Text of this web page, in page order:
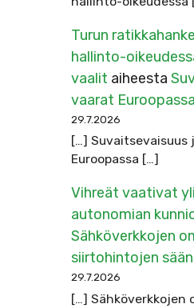
Turun
hallinto-
vaalit aiheesta
vaarat Euroopassa
29.7.2026
[…] Suvaitsevaisuus
Euroopassa […]
Vihreät vaativat
autonomian
Sähköverkkojen
siirtohintojen
29.7.2026
[…] Sähköverkkojen